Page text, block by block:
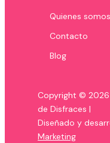
Quienes somos
Contacto
Blog
Copyright © 2026
de Disfraces |
Diseñado y
Marketing